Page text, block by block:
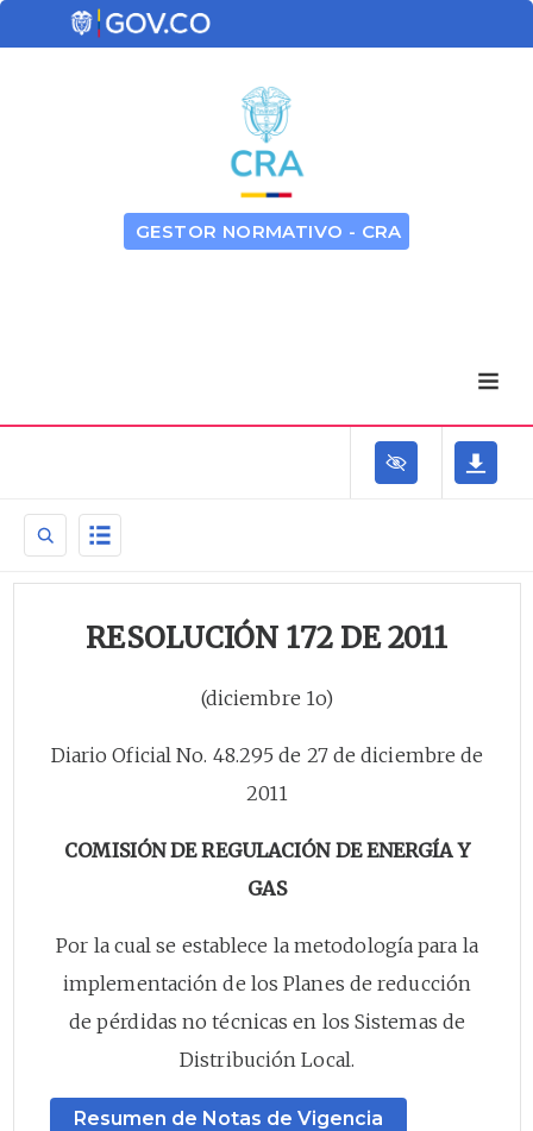
GESTOR NORMATIVO - CRA
RESOLUCIÓN 172 DE 2011
(diciembre 1o)
Diario Oficial No. 48.295 de 27 de diciembre de
2011
COMISIÓN DE REGULACIÓN DE ENERGÍA Y
GAS
Por la cual se establece la metodología para la
implementación de los Planes de reducción
de pérdidas no técnicas en los Sistemas de
Distribución Local.
Resumen de Notas de Vigencia